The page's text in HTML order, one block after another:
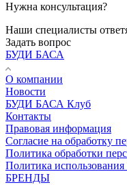
Нужна консультация?
Наши специалисты
Задать вопрос
БУДИ БАСА
О компании
Новости
БУДИ БАСА Клуб
Контакты
Правовая информация
Согласие на обработку
Политика обработки
Политика
БРЕНДЫ